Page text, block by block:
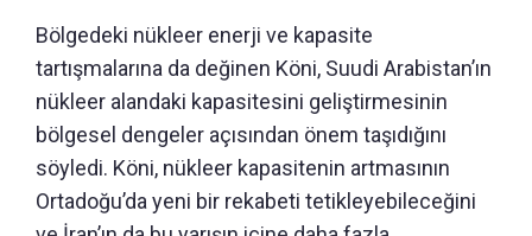
Bölgedeki nükleer enerji ve kapasite
tartışmalarına da değinen Köni, Suudi Arabistan’ın
nükleer alandaki kapasitesini geliştirmesinin
bölgesel dengeler açısından önem taşıdığını
söyledi. Köni, nükleer kapasitenin artmasının
Ortadoğu’da yeni bir rekabeti tetikleyebileceğini